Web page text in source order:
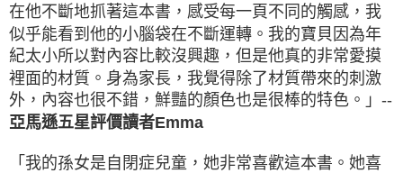
在他不斷地抓著這本書，感受每一頁不同的觸感，我
似乎能看到他的小腦袋在不斷運轉。我的寶貝因為年
紀太小所以對內容比較沒興趣，但是他真的非常愛摸
裡面的材質。身為家長，我覺得除了材質帶來的刺激
外，內容也很不錯，鮮豔的顏色也是很棒的特色。」--
亞馬遜五星評價讀者Emma
「我的孫女是自閉症兒童，她非常喜歡這本書。她喜